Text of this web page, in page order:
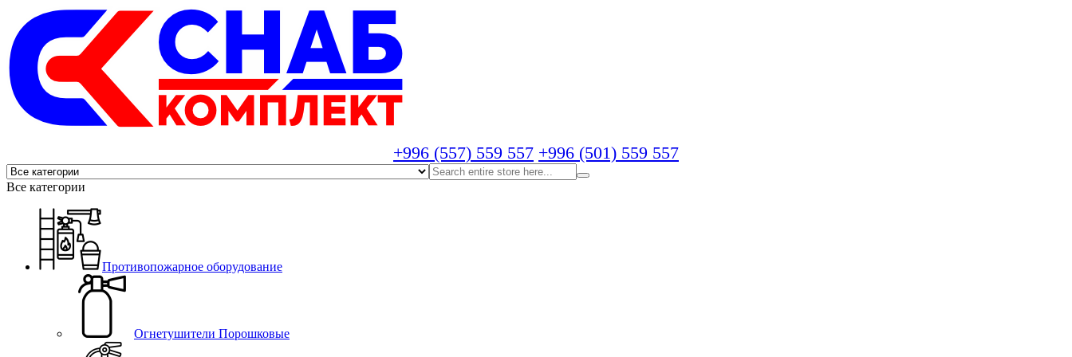
+996 (557) 559 557 +996 (501) 559 557
Все категории
Противопожарное оборудование
Огнетушители Порошковые